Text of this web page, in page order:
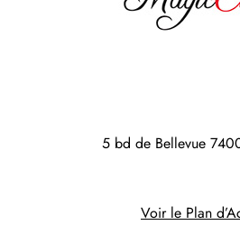
5 bd de Bellevue
Voir le Plan